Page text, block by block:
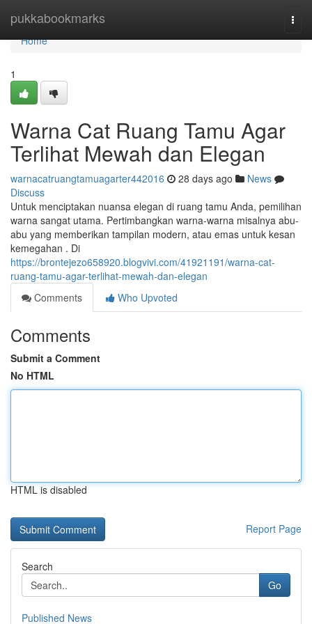
pukkabookmarks
Home
Home
1
Warna Cat Ruang Tamu Agar
Terlihat Mewah dan Elegan
warnacatruangtamuagarter442016 28 days ago
News
Discuss
Untuk menciptakan nuansa elegan di ruang tamu Anda, pemilihan
warna sangat utama. Pertimbangkan warna-warna misalnya abu-
abu yang memberikan tampilan modern, atau emas untuk kesan
kemegahan . Di
https://brontejezo658920.blogvivi.com/41921191/warna-cat-
ruang-tamu-agar-terlihat-mewah-dan-elegan
Comments
Who Upvoted
Comments
Submit a Comment
No HTML
HTML is disabled
Report Page
Search
Go
Published News